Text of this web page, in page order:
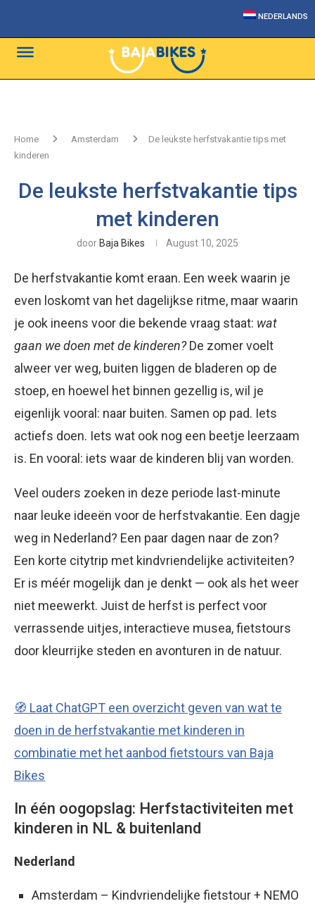
NEDERLANDS
Home Amsterdam
De leukste herfstvakantie tips met
kinderen
De leukste herfstvakantie tips
met kinderen
door Baja Bikes August 10, 2025
De herfstvakantie komt eraan. Een week waarin je
even loskomt van het dagelijkse ritme, maar waarin
je ook ineens voor die bekende vraag staat: wat
gaan we doen met de kinderen?De zomer voelt
alweer ver weg, buiten liggen de bladeren op de
stoep, en hoewel het binnen gezellig is, wil je
eigenlijk vooral: naar buiten. Samen op pad. Iets
actiefs doen. Iets wat ook nog een beetje leerzaam
is. En vooral: iets waar de kinderen blij van worden.
Veel ouders zoeken in deze periode last-minute
naar leuke ideeën voor de herfstvakantie. Een dagje
weg in Nederland? Een paar dagen naar de zon?
Een korte citytrip met kindvriendelijke activiteiten?
Er is méér mogelijk dan je denkt — ook als het weer
niet meewerkt. Juist de herfst is perfect voor
verrassende uitjes, interactieve musea, fietstours
door kleurrijke steden en avonturen in de natuur.
🧭 Laat ChatGPT een overzicht geven van wat te
doen in de herfstvakantie met kinderen in
combinatie met het aanbod fietstours van Baja
Bikes
In één oogopslag: Herfstactiviteiten met
kinderen in NL & buitenland
Nederland
Amsterdam – Kindvriendelijke fietstour + NEMO